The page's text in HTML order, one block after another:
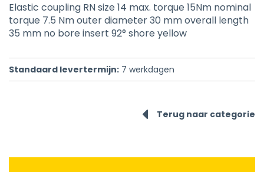
Elastic coupling RN size 14 max. torque 15Nm nominal
torque 7.5 Nm outer diameter 30 mm overall length
35 mm no bore insert 92° shore yellow
Standaard levertermijn: 7 werkdagen
Terug naar categorie